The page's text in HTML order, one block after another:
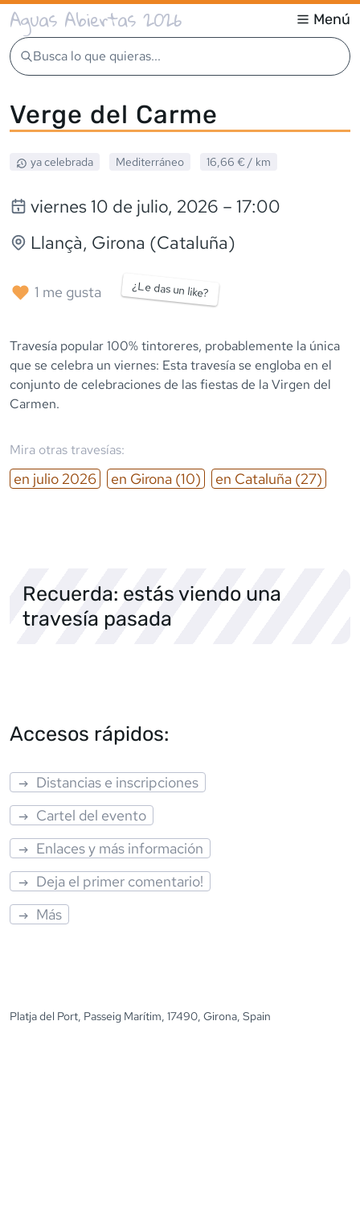
Aguas Abiertas 2026 Menú
Busca lo que quieras...
Verge del Carme
ya celebrada Mediterráneo 16,66 € / km
viernes 10 de julio, 2026 – 17:00
Llançà, Girona (Cataluña)
1 me gusta ¿Le das un like?
Travesía popular 100% tintoreres, probablemente la única
que se celebra un viernes: Esta travesía se engloba en el
conjunto de celebraciones de las fiestas de la Virgen del
Carmen.
Mira otras travesías:
en julio 2026 en Girona (10) en Cataluña (27)
Recuerda: estás viendo una
travesía pasada
Accesos rápidos:
Distancias e inscripciones
Cartel del evento
Enlaces y más información
Deja el primer comentario!
Más
Platja del Port, Passeig Marítim, 17490, Girona, Spain